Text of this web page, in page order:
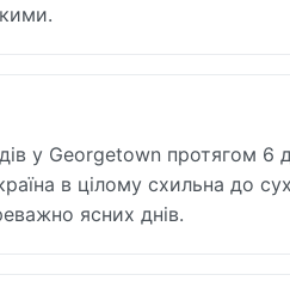
у Georgetown протягом 6
в цілому схильна до
ясних днів.